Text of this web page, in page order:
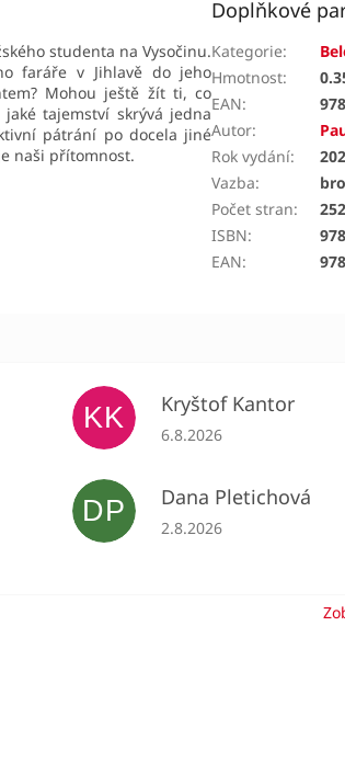
studenta na Vysočinu.
faráře v Jihlavě do jeho
Mohou ještě žít ti, co
tajemství skrývá jedna
pátrání po docela jiné
naši přítomnost.
Doplňkové
Kategorie:
Hmotnost:
EAN:
Autor:
Rok vydání:
Vazba:
Počet stran:
252
ISBN:
EAN:
KK Kryštof Kantor
Hodnocení obchodu je 5
6.8.2026
DP Dana Pletichová
Hodnocení obchodu je 5
2.8.2026